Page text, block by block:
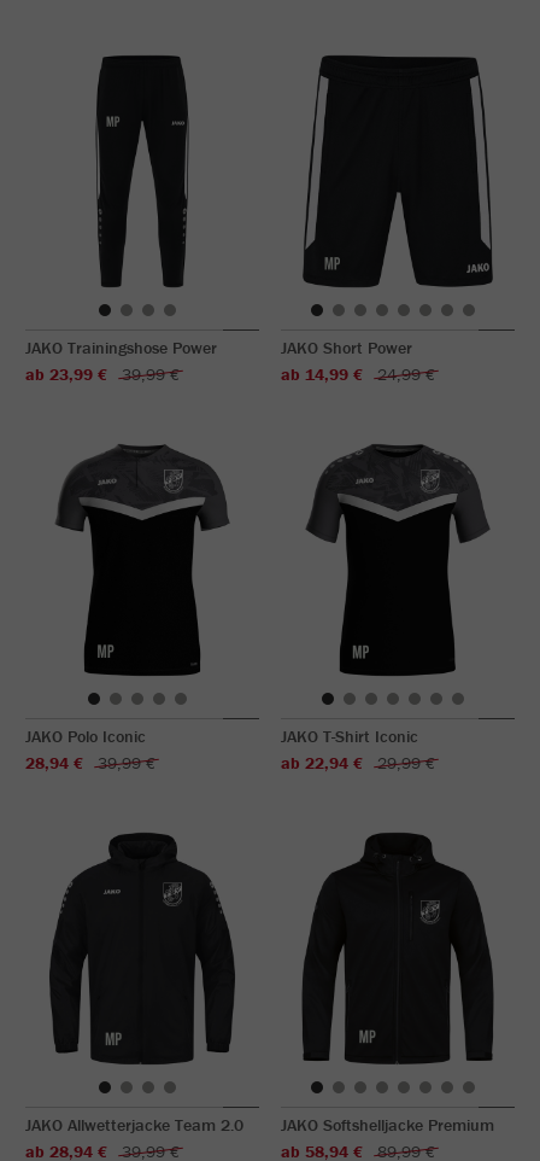
JAKO Trainingshose Power
ab 23,99 €
39,99 €
JAKO Short Power
ab 14,99 €
24,99 €
JAKO Polo Iconic
28,94 €
39,99 €
JAKO T-Shirt Iconic
ab 22,94 €
29,99 €
JAKO Allwetterjacke Team 2.0
ab 28,94 €
39,99 €
JAKO Softshelljacke Premium
ab 58,94 €
89,99 €